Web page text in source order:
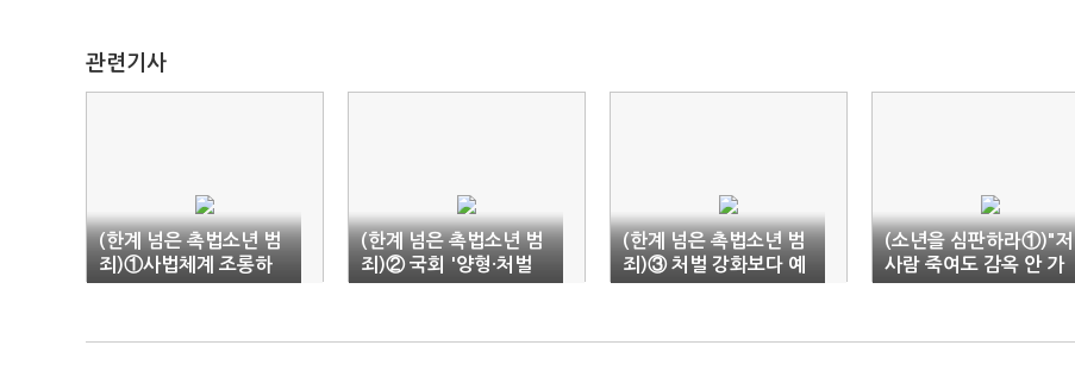
관련기사
(한계 넘은 촉법소년 범
죄)①사법체계 조롱하
는 어린 범죄자들
(한계 넘은 촉법소년 범
죄)② 국회 '양형·처벌
강화'…대선 후보들은
(한계 넘은 촉법소년 범
죄)③ 처벌 강화보다 예
방·교정이 먼저
(소년을 심판하라①)"저
사람 죽여도 감옥 안 가
죠"…법 비웃는 소년들